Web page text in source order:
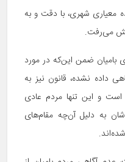
معیاری شهری، با دقت و به
می‌رفت.
بامیان ضمن این‌که در مورد
داده نشده، قانون نیز به
و این تنها مردم عادی
به دلیل آن‌چه مقام‌های